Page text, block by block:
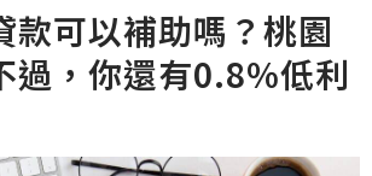
款可以補助嗎？桃園
過，你還有0.8%低利